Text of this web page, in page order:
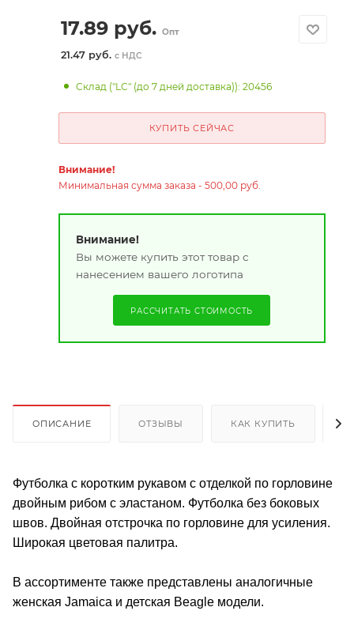
17.89руб. Опт
21.47 руб. с НДС
Склад ("LC" (до 7 дней доставка)): 20456
КУПИТЬ СЕЙЧАС
Внимание!
Минимальная сумма заказа - 500,00 руб.
Внимание!
Вы можете купить этот товар с
нанесением вашего логотипа
РАССЧИТАТЬ СТОИМОСТЬ
ОПИСАНИЕ ОТЗЫВЫ КАК КУПИТЬ
Футболка с коротким рукавом с отделкой по горловине
двойным рибом с эластаном. Футболка без боковых
швов. Двойная отстрочка по горловине для усиления.
Широкая цветовая палитра.
В ассортименте также представлены аналогичные
женская Jamaica и детская Beagle модели.